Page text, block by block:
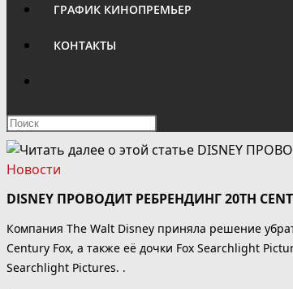
ГРАФИК КИНОПРЕМЬЕР
КОНТАКТЫ
ПОИСК
ПО
САЙТУ
Нажмите
клавишу
Escape,
закрыть
поиска.
Новости
DISNEY ПРОВОДИТ РЕБРЕНДИНГ 20TH
Компания The Walt Disney приняла решение
Century Fox, а также её дочки Fox Searchlight
Searchlight Pictures. .